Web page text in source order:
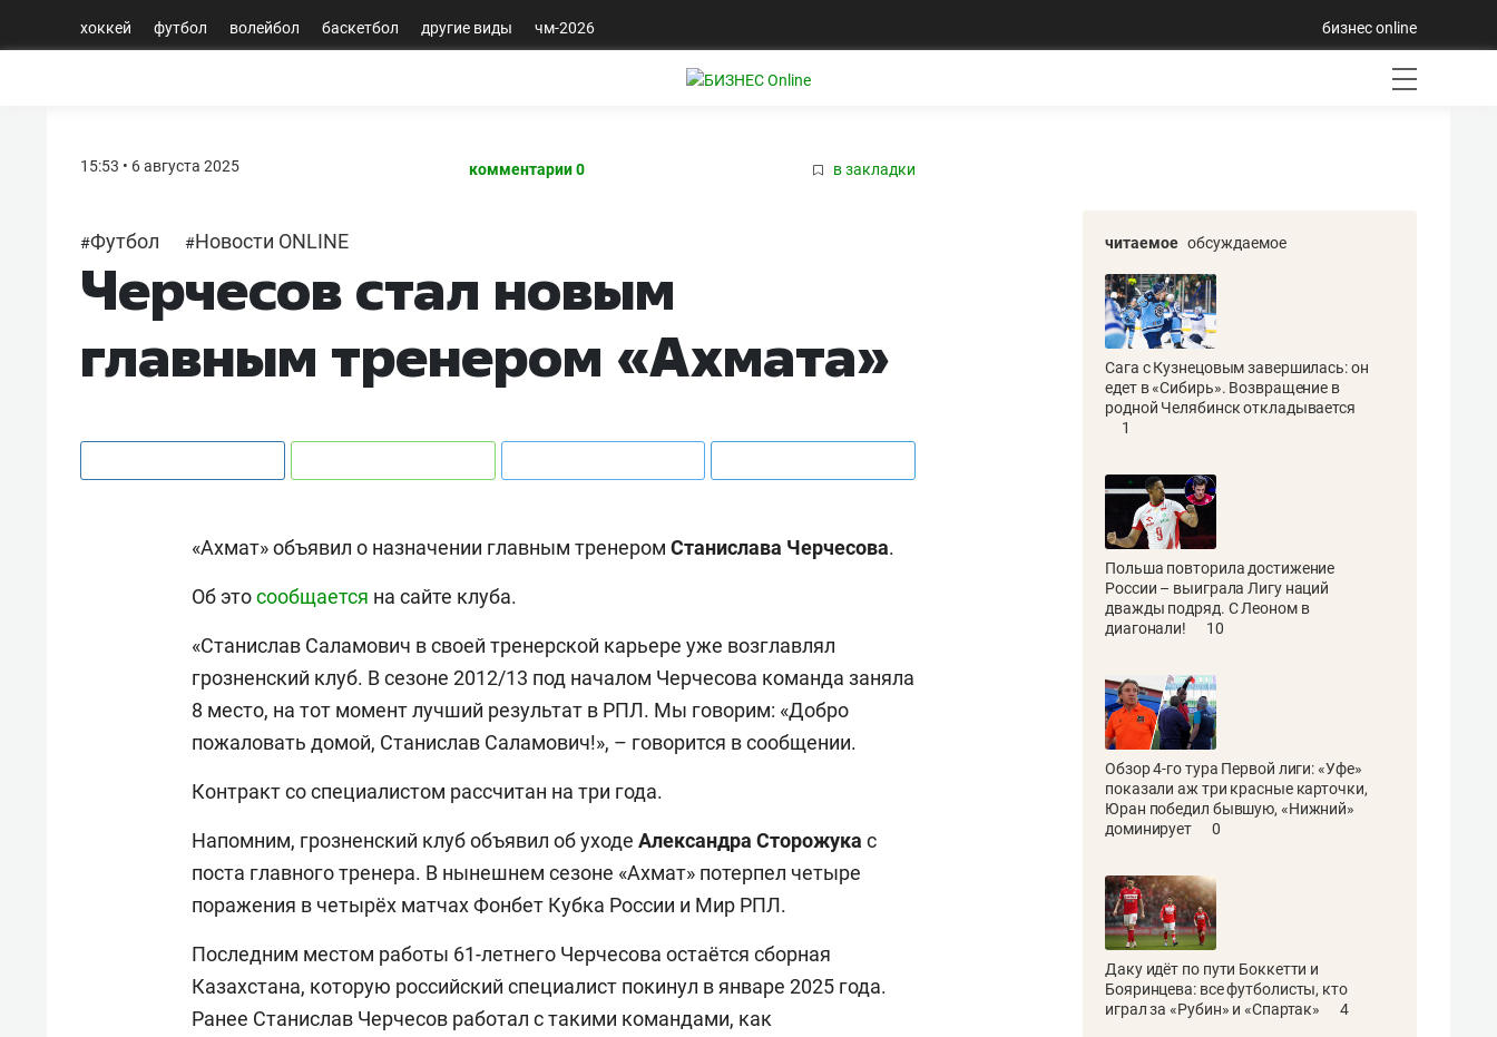
хоккей футбол волейбол баскетбол другие виды чм-2026 бизнес online
15:53 • 6 августа 2025 комментарии 0 в закладки
#Футбол #Новости ONLINE
Черчесов стал новым
главным тренером «Ахмата»
«Ахмат» объявил о назначении главным тренером Станислава Черчесова.
Об этосообщается на сайте клуба.
«Станислав Саламович в своей тренерской карьере уже возглавлял
грозненский клуб. В сезоне 2012/13 под началом Черчесова команда заняла
8 место, на тот момент лучший результат в РПЛ. Мы говорим: «Добро
пожаловать домой, Станислав Саламович!», – говорится в сообщении.
Контракт со специалистом рассчитан на три года.
Напомним, грозненский клуб объявил об уходе Александра Сторожука с
поста главного тренера. В нынешнем сезоне «Ахмат» потерпел четыре
поражения в четырёх матчах Фонбет Кубка России и Мир РПЛ.
Последним местом работы 61-летнего Черчесова остаётся сборная
Казахстана, которую российский специалист покинул в январе 2025 года.
Ранее Станислав Черчесов работал с такими командами, как
читаемое обсуждаемое
Сага с Кузнецовым завершилась: он
едет в «Сибирь». Возвращение в
родной Челябинск откладывается
1
Польша повторила достижение
России – выиграла Лигу наций
дважды подряд. С Леоном в
диагонали!
10
Обзор 4-го тура Первой лиги: «Уфе»
показали аж три красные карточки,
Юран победил бывшую, «Нижний»
доминирует
0
Даку идёт по пути Боккетти и
Бояринцева: все футболисты, кто
играл за «Рубин» и «Спартак»
4